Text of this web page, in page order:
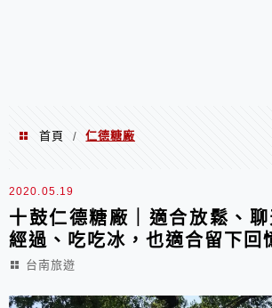
首頁 / 仁德糖廠
仁德糖廠
2020.05.19
十鼓仁德糖廠｜適合放鬆、
經過、吃吃冰，也適合留下回
台南旅遊